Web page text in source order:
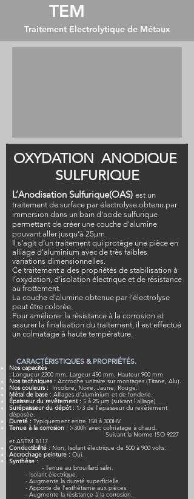
TEM
Traitement Electrolytique de Métaux
OXYDATION ANODIQUE
SULFURIQUE
L’Anodisation Sulfurique(OAS) est un
traitement de surface par électrolyse obtenu par
immersion dans un bain d'acide sulfurique
permettant de créer une couche d'alumine
pouvant aller jusqu’à 25μm.
Il s’agit d’un traitement qui protège une pièce en
alliage d'aluminium avec de très faibles
variations dimensionnelles.
Ce traitement a des propriétés de stabilisation à
l’oxydation, d’isolation électrique et de résistance
au frottement.
La couche d’alumine obtenue par l’électrolyse
peut être colorée.
Pour améliorer la résistance à la corrosion et
assurer la finalisation du traitement, il est effectué
un colmatage à haute température.
CARACTÉRISTIQUES & PROPRIÉTÉS.
Nos capacités
: Longueur 2200 mm, Largeur 450 mm, Hauteur 900 mm
Nos techniques : Accroche unitaire sur montages (Titane, Alu).
Nos couleurs : Incolore, Noire, Jaune, Rouge.
Métal de base : Alliages d'aluminium et de fonderie.
Épaisseur du revêtement : 5 à 25 μm (suivant l'alliage)
Surépaisseur du dépôt : 1/3 de l’épaisseur du revêtement
déposée.
Dureté : Typiquement entre 150 à 300HV.
Tenue à la corrosion : >300h avec colmatage à chaud.
Suivant la Norme ISO 9227
et ASTM B117
Conductibilité : Non, Isolant électrique de 500 à 900 volts.
Accrochage peinture : Oui.
Synthèse :
- Tenue au brouillard salin.
- Isolant électrique.
- Augmente la dureté superficielle.
- Apporte de l’esthétisme aux pièces.
- Augmente la résistance à la corrosion.